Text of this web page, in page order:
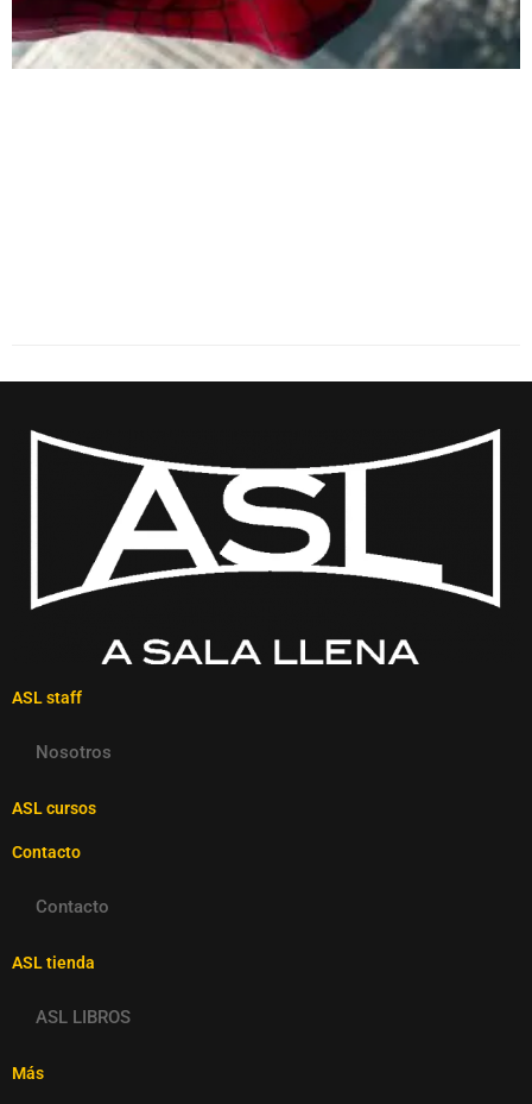
ASL staff
Nosotros
ASL cursos
Contacto
Contacto
ASL tienda
ASL LIBROS
Más